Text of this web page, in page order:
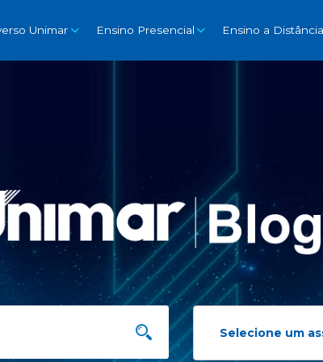
Unimar Ensino Presencial Ensino a Distância
Selecione um